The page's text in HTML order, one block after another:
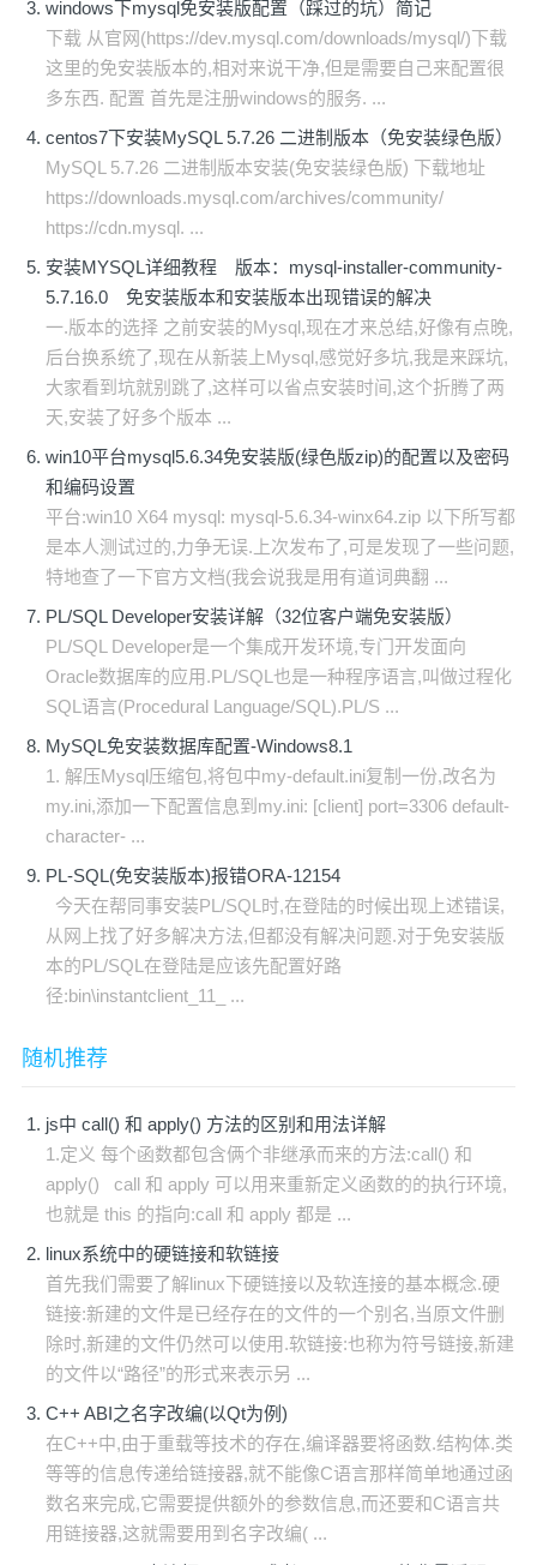
windows下mysql免安装版配置（踩过的坑）简记
下载 从官网(https://dev.mysql.com/downloads/mysql/)下载
这里的免安装版本的,相对来说干净,但是需要自己来配置很
多东西. 配置 首先是注册windows的服务. ...
centos7下安装MySQL 5.7.26 二进制版本（免安装绿色版）
MySQL 5.7.26 二进制版本安装(免安装绿色版) 下载地址
https://downloads.mysql.com/archives/community/
https://cdn.mysql. ...
安装MYSQL详细教程 版本：mysql-installer-community-
5.7.16.0 免安装版本和安装版本出现错误的解决
一.版本的选择 之前安装的Mysql,现在才来总结,好像有点晚,
后台换系统了,现在从新装上Mysql,感觉好多坑,我是来踩坑,
大家看到坑就别跳了,这样可以省点安装时间,这个折腾了两
天,安装了好多个版本 ...
win10平台mysql5.6.34免安装版(绿色版zip)的配置以及密码
和编码设置
平台:win10 X64 mysql: mysql-5.6.34-winx64.zip 以下所写都
是本人测试过的,力争无误.上次发布了,可是发现了一些问题,
特地查了一下官方文档(我会说我是用有道词典翻 ...
PL/SQL Developer安装详解（32位客户端免安装版）
PL/SQL Developer是一个集成开发环境,专门开发面向
Oracle数据库的应用.PL/SQL也是一种程序语言,叫做过程化
SQL语言(Procedural Language/SQL).PL/S ...
MySQL免安装数据库配置-Windows8.1
1. 解压Mysql压缩包,将包中my-default.ini复制一份,改名为
my.ini,添加一下配置信息到my.ini: [client] port=3306 default-
character- ...
PL-SQL(免安装版本)报错ORA-12154
今天在帮同事安装PL/SQL时,在登陆的时候出现上述错误,
从网上找了好多解决方法,但都没有解决问题.对于免安装版
本的PL/SQL在登陆是应该先配置好路
径:bin\instantclient_11_ ...
随机推荐
js中 call() 和 apply() 方法的区别和用法详解
1.定义 每个函数都包含俩个非继承而来的方法:call() 和
apply() call 和 apply 可以用来重新定义函数的的执行环境,
也就是 this 的指向:call 和 apply 都是 ...
linux系统中的硬链接和软链接
首先我们需要了解linux下硬链接以及软连接的基本概念.硬
链接:新建的文件是已经存在的文件的一个别名,当原文件删
除时,新建的文件仍然可以使用.软链接:也称为符号链接,新建
的文件以“路径”的形式来表示另 ...
C++ ABI之名字改编(以Qt为例)
在C++中,由于重载等技术的存在,编译器要将函数.结构体.类
等等的信息传递给链接器,就不能像C语言那样简单地通过函
数名来完成,它需要提供额外的参数信息,而还要和C语言共
用链接器,这就需要用到名字改编( ...